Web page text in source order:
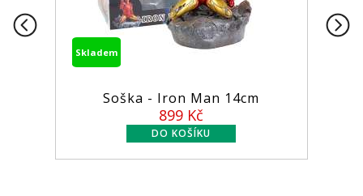
Iron Man 14cm Figurka MCFarlane